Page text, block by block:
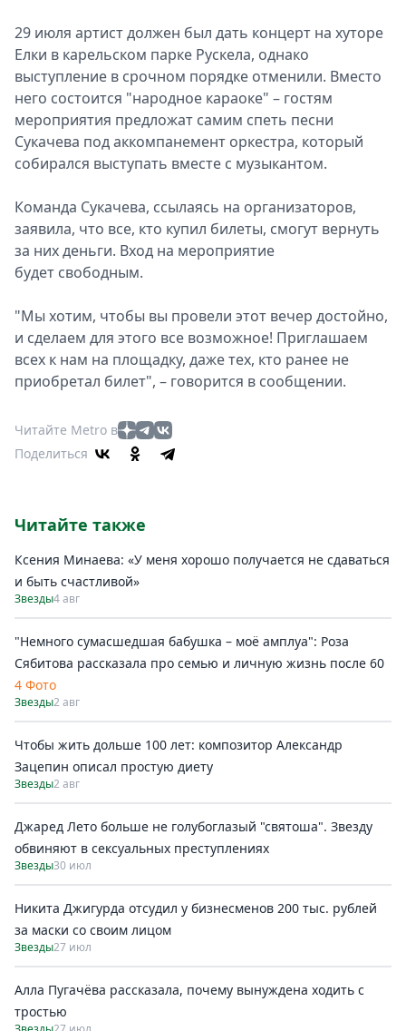
29 июля артист должен был дать концерт на хуторе
Елки в карельском парке Рускела, однако
выступление в срочном порядке отменили. Вместо
него состоится "народное караоке" – гостям
мероприятия предложат самим спеть песни
Сукачева под аккомпанемент оркестра, который
собирался выступать вместе с музыкантом.
Команда Сукачева, ссылаясь на организаторов,
заявила, что все, кто купил билеты, смогут вернуть
за них деньги. Вход на мероприятие
будет свободным.
"Мы хотим, чтобы вы провели этот вечер достойно,
и сделаем для этого все возможное! Приглашаем
всех к нам на площадку, даже тех, кто ранее не
приобретал билет", – говорится в сообщении.
Читайте Metro в
Поделиться
Читайте также
Ксения Минаева: «У меня хорошо получается не сдаваться
и быть счастливой»
Звезды4 авг
"Немного сумасшедшая бабушка – моё амплуа": Роза
Сябитова рассказала про семью и личную жизнь после 60
4 Фото
Звезды2 авг
Чтобы жить дольше 100 лет: композитор Александр
Зацепин описал простую диету
Звезды2 авг
Джаред Лето больше не голубоглазый "святоша". Звезду
обвиняют в сексуальных преступлениях
Звезды30 июл
Никита Джигурда отсудил у бизнесменов 200 тыс. рублей
за маски со своим лицом
Звезды27 июл
Алла Пугачёва рассказала, почему вынуждена ходить с
тростью